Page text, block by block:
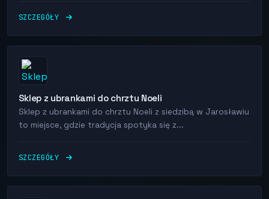
SZCZEGÓŁY
Sklep z ubrankami do chrztu Noeli
Sklep z ubrankami do chrztu Noeli z siedzibą w Jarosławiu
to miejsce, gdzie tradycja spotyka się z...
SZCZEGÓŁY